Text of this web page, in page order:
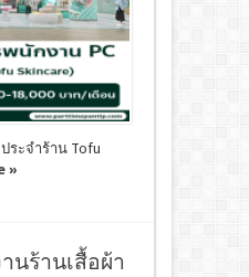
ระจำร้าน Tofu
»
นร้านเสื้อผ้า